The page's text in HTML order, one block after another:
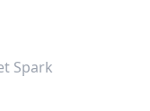
lima
Spark